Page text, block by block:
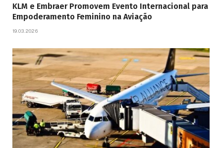
KLM e Embraer Promovem Evento Internacional para
Empoderamento Feminino na Aviação
19.03.2026